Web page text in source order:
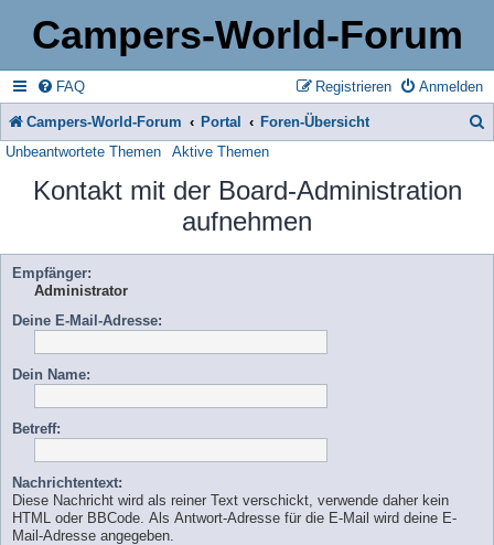
Campers-World-Forum
FAQ Anmelden
Registrieren
Campers-World-Forum Portal Foren-Übersicht
Unbeantwortete Themen Aktive Themen
Kontakt mit der Board-Administration
aufnehmen
Empfänger:
Administrator
Deine E-Mail-Adresse:
Dein Name:
Betreff:
Nachrichtentext:
Diese Nachricht wird als reiner Text verschickt, verwende daher kein
HTML oder BBCode. Als Antwort-Adresse für die E-Mail wird deine E-
Mail-Adresse angegeben.